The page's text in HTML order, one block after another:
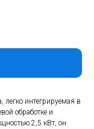
легко интегрируемая в
обработке и
2,5 кВт, он